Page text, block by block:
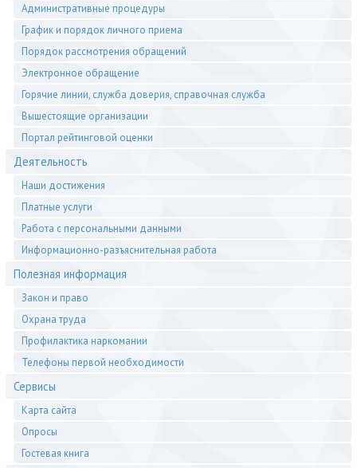
Административные процедуры
График и порядок личного приема
Порядок рассмотрения обращений
Электронное обращение
Горячие линии, служба доверия, справочная служба
Вышестоящие организации
Портал рейтинговой оценки
Деятельность
Наши достижения
Платные услуги
Работа с персональными данными
Информационно-разъяснительная работа
Полезная информация
Закон и право
Охрана труда
Профилактика наркомании
Телефоны первой необходимости
Сервисы
Карта сайта
Опросы
Гостевая книга